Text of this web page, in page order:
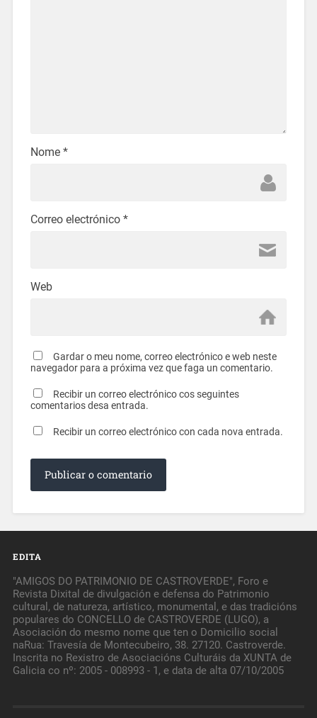
Nome *
Correo electrónico *
Web
Gardar o meu nome, correo electrónico e web neste
navegador para a próxima vez que faga un comentario.
Recibir un correo electrónico cos seguintes
comentarios desa entrada.
Recibir un correo electrónico con cada nova entrada.
EDITA
"AMIGOS DO PATRIMONIO DE CASTROVERDE", Foro e
Revista Dixital de divulgación e defensa do Patrimonio
cultural, de natureza, artístico, monumental, e das tradicións
populares do CONCELLO de CASTROVERDE (LUGO), a
Asociación do mesmo nome que ten o Domicilio social
naRua: Travesía de Montecubeiro, 38. 27120. Castroverde.
Inscrita no Rexistro de Asociacións Culturáis da XUNTA de
Galicia co nº: 2005 - 008993 - 1, e data de alta 07/10/2005